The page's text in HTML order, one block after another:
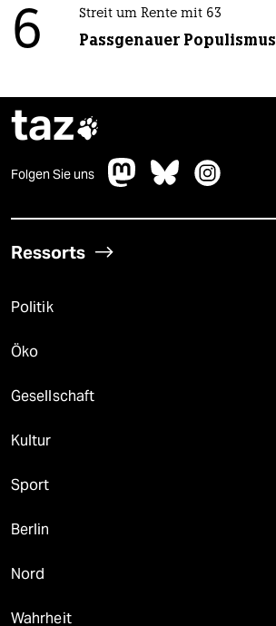
6 Streit um Rente mit 63
Passgenauer Populismus
taz
Folgen Sie uns
Ressorts
Politik
Öko
Gesellschaft
Kultur
Sport
Berlin
Nord
Wahrheit